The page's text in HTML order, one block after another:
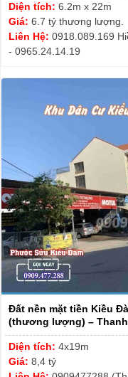
Diện tích: 6.2m x 22m
Giá: 6.7 tỷ thương lượng.
Liên Hệ: 0918.089.169
- 0965.24.14.19
Đất nền mặt tiền Kiều
(thương lượng) – Thanh
Diện tích: 4x19m
Giá: 8,4 tỷ